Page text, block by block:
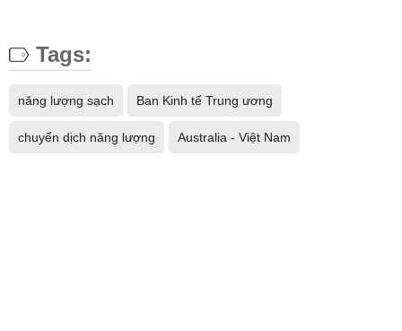
Tags:
năng lượng sạch Ban Kinh tế Trung ương
chuyển dịch năng lượng Australia - Việt Nam